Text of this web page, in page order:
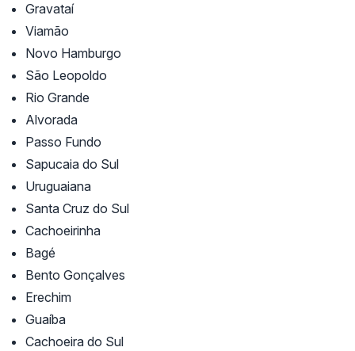
Gravataí
Viamão
Novo Hamburgo
São Leopoldo
Rio Grande
Alvorada
Passo Fundo
Sapucaia do Sul
Uruguaiana
Santa Cruz do Sul
Cachoeirinha
Bagé
Bento Gonçalves
Erechim
Guaíba
Cachoeira do Sul